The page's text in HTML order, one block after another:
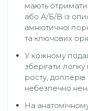
мають отримати
або А/Б/В із
амніотичної
та ключових
У кожному
зберігати
росту, доплерів
небезпечно
На